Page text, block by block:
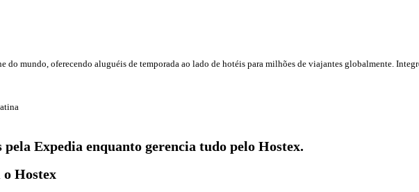
do mundo, oferecendo aluguéis de temporada ao lado de hotéis para milhões de viajantes globalmente.
Expedia enquanto gerencia tudo pelo Hostex.
o Hostex